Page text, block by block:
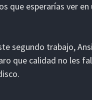
que esperarías ver en
segundo trabajo,
que calidad no les